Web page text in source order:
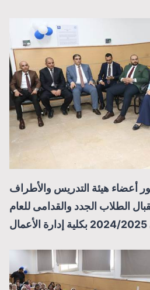
أعضاء هيئة التدريس والأطراف
الطلاب الجدد والقدامى للعام